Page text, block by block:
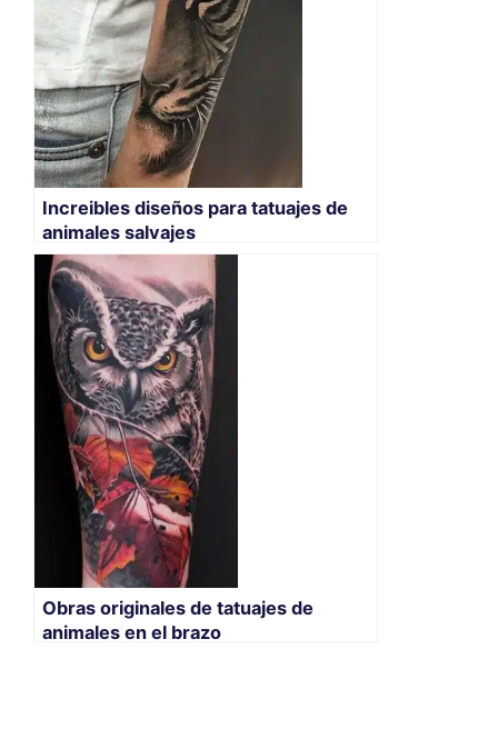
Increibles diseños para tatuajes de
animales salvajes
Obras originales de tatuajes de
animales en el brazo